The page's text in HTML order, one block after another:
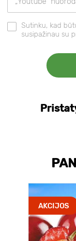
Sutinku, kad
susipažinau su
AKCIJOS